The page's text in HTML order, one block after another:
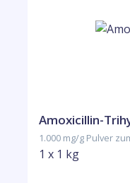
Amoxicillin-
1.000 mg/g Pulver
1 x 1 kg